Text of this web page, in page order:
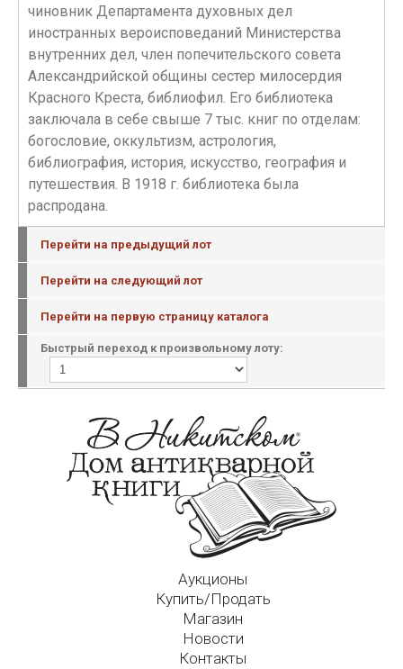
чиновник Департамента духовных дел
иностранных вероисповеданий Министерства
внутренних дел, член попечительского совета
Александрийской общины сестер милосердия
Красного Креста, библиофил. Его библиотека
заключала в себе свыше 7 тыс. книг по отделам:
богословие, оккультизм, астрология,
библиография, история, искусство, география и
путешествия. В 1918 г. библиотека была
распродана.
Перейти на предыдущий лот
Перейти на следующий лот
Перейти на первую страницу каталога
Быстрый переход к произвольному лоту:
Аукционы
Купить/Продать
Магазин
Новости
Контакты